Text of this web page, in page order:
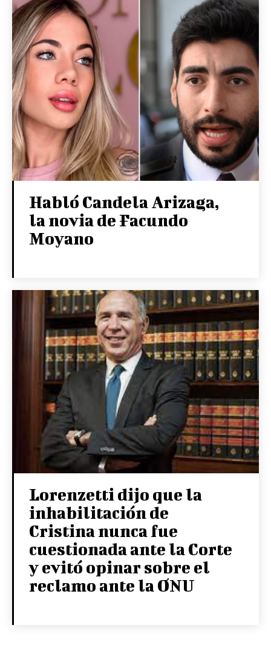
Habló Candela Arizaga,
la novia de Facundo
Moyano
Lorenzetti dijo que la
inhabilitación de
Cristina nunca fue
cuestionada ante la Corte
y evitó opinar sobre el
reclamo ante la ONU